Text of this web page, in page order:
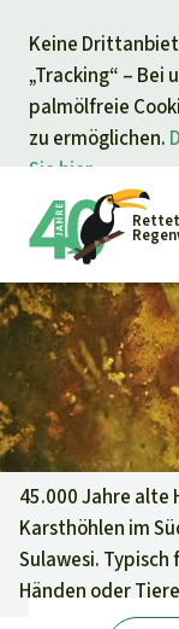
Keine
„Tracking“ – Bei
palmölfreie
zu ermöglichen.
Sie hier.
45.000 Jahre alte
Karsthöhlen im
Sulawesi. Typisch
Händen oder